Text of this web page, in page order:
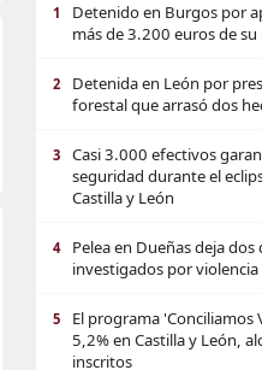
1
Detenido en Burgos por
más de 3.200 euros de
2
Detenida en León por
forestal que arrasó dos
3
Casi 3.000 efectivos
seguridad durante el
Castilla y León
4
Pelea en Dueñas deja
investigados por
5
El programa 'Conciliamos
5,2% en Castilla y León,
inscritos